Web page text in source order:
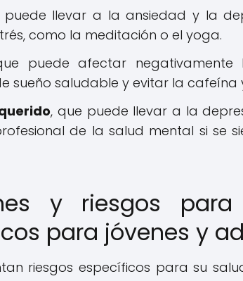
puede llevar a la ansiedad y la
como la meditación o el yoga.
puede afectar negativamente
sueño saludable y evitar la
, que puede llevar a la
de la salud mental si se
y riesgos
para jóvenes y
riesgos específicos para su